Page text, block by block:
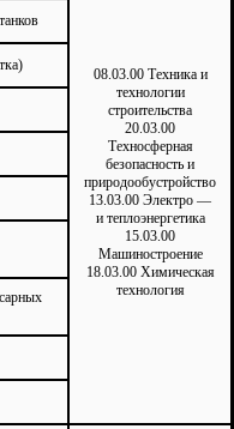
08.03.00 Техника и
технологии
строительства
20.03.00
Техносферная
безопасность и
природообустройство
13.03.00 Электро —
и теплоэнергетика
15.03.00
Машиностроение
18.03.00 Химическая
технология